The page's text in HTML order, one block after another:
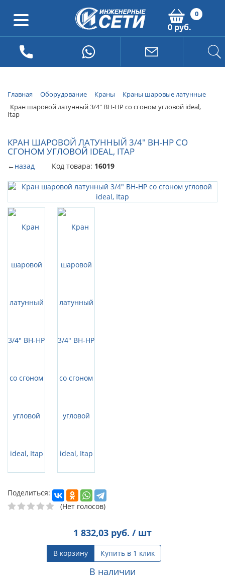
0
0 руб.
Главная Оборудование Краны
Краны шаровые латунные
Кран шаровой латунный 3/4" ВН-НР cо сгоном угловой ideal,
Itap
КРАН ШАРОВОЙ ЛАТУННЫЙ 3/4" ВН-НР CО
СГОНОМ УГЛОВОЙ IDEAL, ITAP
←назад Код товара: 16019
Поделиться:
(Нет голосов)
1 832,03 руб. / шт
В корзину Купить в 1 клик
В наличии